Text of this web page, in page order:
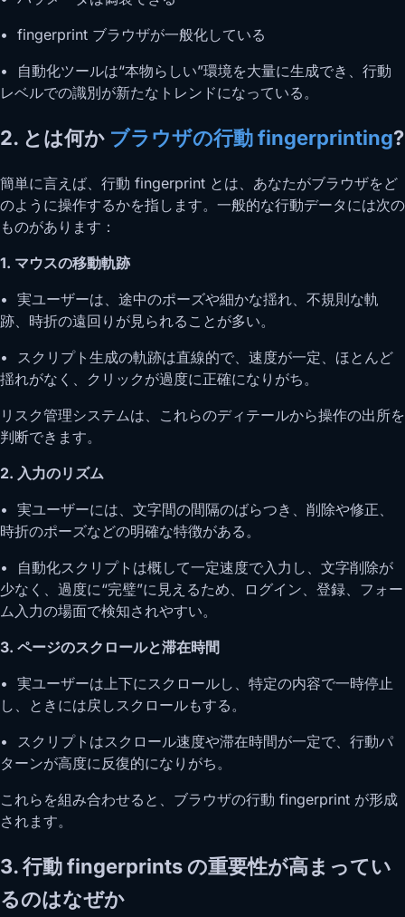
• fingerprint ブラウザが一般化している
• 自動化ツールは“本物らしい”環境を大量に生成でき、行動
レベルでの識別が新たなトレンドになっている。
2. とは何か ブラウザの行動 fingerprinting?
簡単に言えば、行動 fingerprint とは、あなたがブラウザをど
のように操作するかを指します。一般的な行動データには次の
ものがあります：
1. マウスの移動軌跡
• 実ユーザーは、途中のポーズや細かな揺れ、不規則な軌
跡、時折の遠回りが見られることが多い。
• スクリプト生成の軌跡は直線的で、速度が一定、ほとんど
揺れがなく、クリックが過度に正確になりがち。
リスク管理システムは、これらのディテールから操作の出所を
判断できます。
2. 入力のリズム
• 実ユーザーには、文字間の間隔のばらつき、削除や修正、
時折のポーズなどの明確な特徴がある。
• 自動化スクリプトは概して一定速度で入力し、文字削除が
少なく、過度に“完璧”に見えるため、ログイン、登録、フォー
ム入力の場面で検知されやすい。
3. ページのスクロールと滞在時間
• 実ユーザーは上下にスクロールし、特定の内容で一時停止
し、ときには戻しスクロールもする。
• スクリプトはスクロール速度や滞在時間が一定で、行動パ
ターンが高度に反復的になりがち。
これらを組み合わせると、ブラウザの行動 fingerprint が形成
されます。
3. 行動 fingerprints の重要性が高まってい
るのはなぜか